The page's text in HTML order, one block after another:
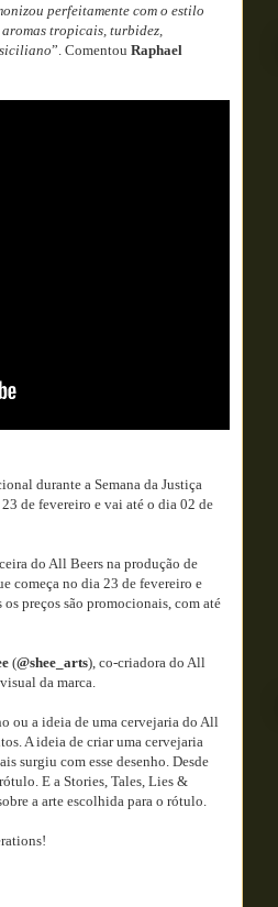
perfeitamente com o estilo
aromas tropicais, turbidez,
”. Comentou Raphael
durante a Semana da Justiça
de fevereiro e vai até o dia 02 de
do All Beers na produção de
começa no dia 23 de fevereiro e
preços são promocionais, com até
(@shee_arts), co-criadora do All
da marca.
ou a ideia de uma cervejaria do All
A ideia de criar uma cervejaria
surgiu com esse desenho. Desde
E a Stories, Tales, Lies &
a arte escolhida para o rótulo.